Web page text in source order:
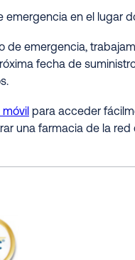
emergencia en el lugar
de emergencia,
fecha de
para acceder
una farmacia de la red